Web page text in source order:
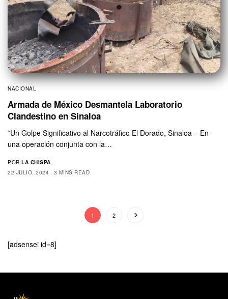
NACIONAL
Armada de México Desmantela Laboratorio
Clandestino en Sinaloa
*Un Golpe Significativo al Narcotráfico El Dorado, Sinaloa – En
una operación conjunta con la…
POR LA CHISPA
22 JULIO, 2024
3 MINS READ
1 2
[adsensei id=8]